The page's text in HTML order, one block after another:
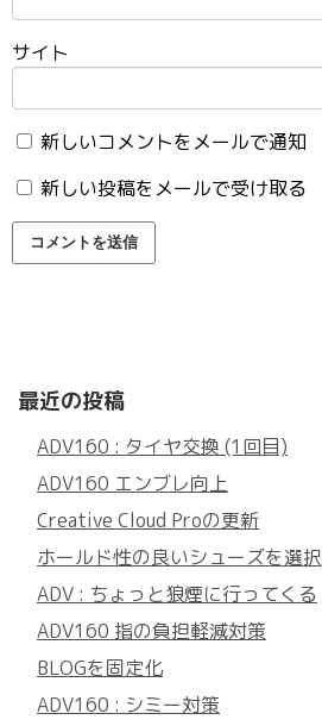
サイト
新しいコメントをメールで通知
新しい投稿をメールで受け取る
最近の投稿
ADV160 : タイヤ交換 (1回目)
ADV160 エンブレ向上
Creative Cloud Proの更新
ホールド性の良いシューズを選択
ADV : ちょっと狼煙に行ってくる
ADV160 指の負担軽減対策
BLOGを固定化
ADV160 : シミー対策